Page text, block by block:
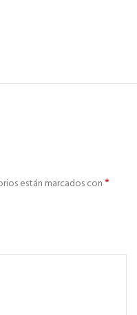
están marcados con*